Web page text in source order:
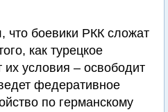
боевики РКК сложат
как турецкое
их условия – освободит
федеративное
по германскому